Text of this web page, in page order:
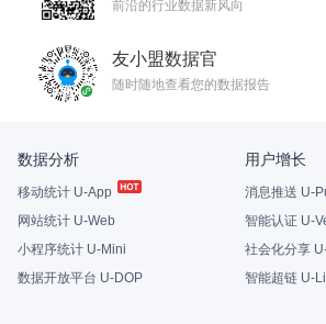
前沿的行业数据新风向
友小盟数据官
随时随地查看您的数据报告
数据分析
移动统计 U-App
网站统计 U-Web
小程序统计 U-Mini
数据开放平台 U-DOP
用户增长
消息推送 U-
智能认证 U-
社会化分享
智能超链 U-